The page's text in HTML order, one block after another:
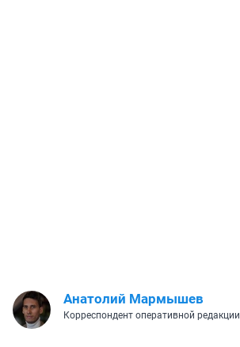
Анатолий Мармышев
Корреспондент оперативной редакции